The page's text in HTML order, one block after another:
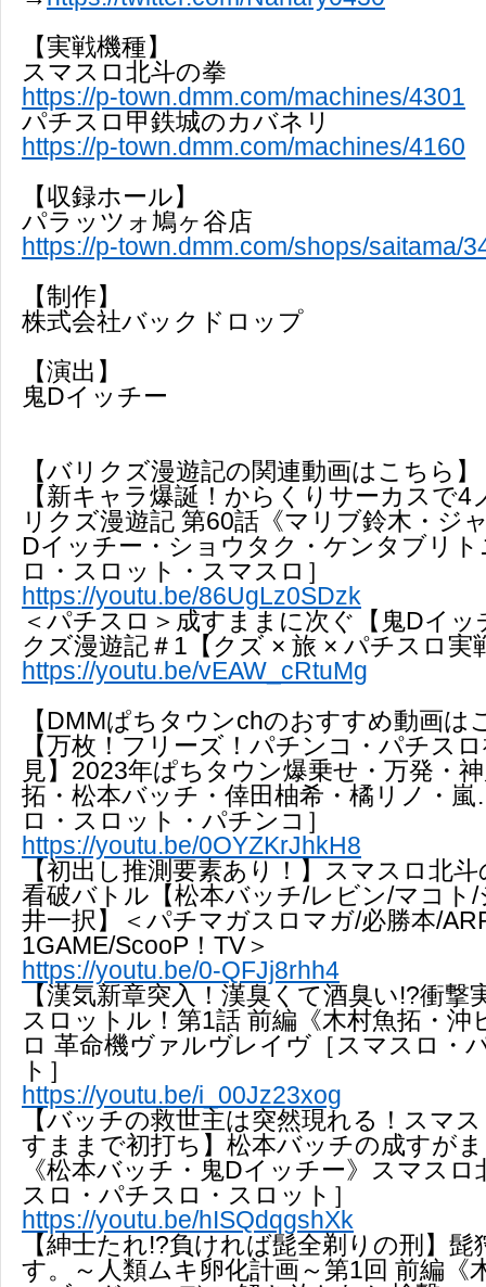
【実戦機種】
スマスロ北斗の拳
https://p-town.dmm.com/machines/4301
パチスロ甲鉄城のカバネリ
https://p-town.dmm.com/machines/4160
【収録ホール】
パラッツォ鳩ヶ谷店
https://p-town.dmm.com/shops/saitama/
【制作】
株式会社バックドロップ
【演出】
鬼Dイッチー
【バリクズ漫遊記の関連動画はこちら】
【新キャラ爆誕！からくりサーカスで4
リクズ漫遊記 第60話《マリブ鈴木・ジ
Dイッチー・ショウタク・ケンタブリ
ロ・スロット・スマスロ］
https://youtu.be/86UgLz0SDzk
＜パチスロ＞成すままに次ぐ【鬼Dイッ
クズ漫遊記＃1【クズ × 旅 × パチスロ実
https://youtu.be/vEAW_cRtuMg
【DMMぱちタウンchのおすすめ動画は
【万枚！フリーズ！パチンコ・パチス
見】2023年ぱちタウン爆乗せ・万発・
拓・松本バッチ・倖田柚希・橘リノ・
ロ・スロット・パチンコ］
https://youtu.be/0OYZKrJhkH8
【初出し推測要素あり！】スマスロ北
看破バトル【松本バッチ/レビン/マコト
井一択】＜パチマガスロマガ/必勝本/
1GAME/ScooP！TV＞
https://youtu.be/0-QFJj8rhh4
【漢気新章突入！漢臭くて酒臭い!?衝撃
スロットル！第1話 前編《木村魚拓・沖
ロ 革命機ヴァルヴレイヴ［スマスロ・
ト］
https://youtu.be/i_00Jz23xog
【バッチの救世主は突然現れる！スマ
すままで初打ち】松本バッチの成すが
《松本バッチ・鬼Dイッチー》スマス
スロ・パチスロ・スロット］
https://youtu.be/hISQdqgshXk
【紳士たれ!?負ければ髭全剃りの刑】
す。～人類ムキ卵化計画～第1回 前編《